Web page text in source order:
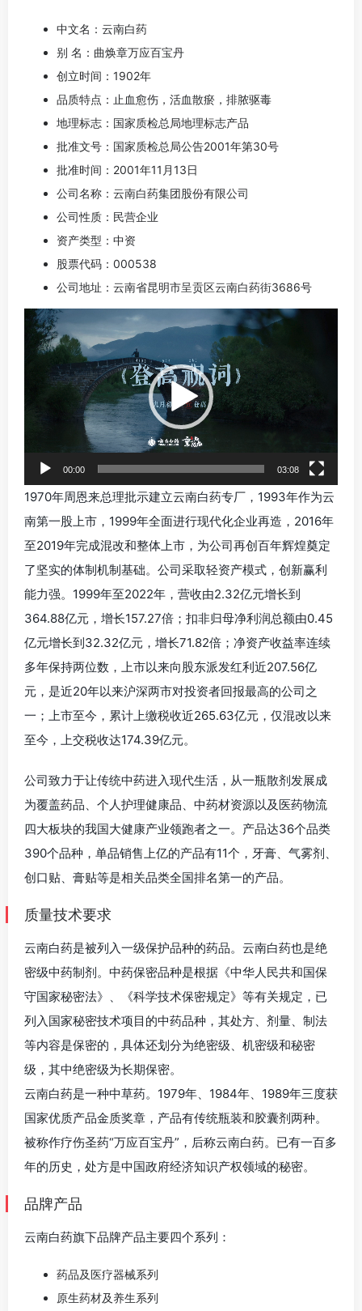
中文名：云南白药
别 名：曲焕章万应百宝丹
创立时间：1902年
品质特点：止血愈伤，活血散瘀，排脓驱毒
地理标志：国家质检总局地理标志产品
批准文号：国家质检总局公告2001年第30号
批准时间：2001年11月13日
公司名称：云南白药集团股份有限公司
公司性质：民营企业
资产类型：中资
股票代码：000538
公司地址：云南省昆明市呈贡区云南白药街3686号
视
频
00:00 03:08
1970年周恩来总理批示建立云南白药专厂，1993年作为云
南第一股上市，1999年全面进行现代化企业再造，2016年
至2019年完成混改和整体上市，为公司再创百年辉煌奠定
了坚实的体制机制基础。公司采取轻资产模式，创新赢利
能力强。1999年至2022年，营收由2.32亿元增长到
364.88亿元，增长157.27倍；扣非归母净利润总额由0.45
亿元增长到32.32亿元，增长71.82倍；净资产收益率连续
多年保持两位数，上市以来向股东派发红利近207.56亿
元，是近20年以来沪深两市对投资者回报最高的公司之
一；上市至今，累计上缴税收近265.63亿元，仅混改以来
至今，上交税收达174.39亿元。
公司致力于让传统中药进入现代生活，从一瓶散剂发展成
为覆盖药品、个人护理健康品、中药材资源以及医药物流
四大板块的我国大健康产业领跑者之一。产品达36个品类
390个品种，单品销售上亿的产品有11个，牙膏、气雾剂、
创口贴、膏贴等是相关品类全国排名第一的产品。
质量技术要求
云南白药是被列入一级保护品种的药品。云南白药也是绝
密级中药制剂。中药保密品种是根据《中华人民共和国保
守国家秘密法》、《科学技术保密规定》等有关规定，已
列入国家秘密技术项目的中药品种，其处方、剂量、制法
等内容是保密的，具体还划分为绝密级、机密级和秘密
级，其中绝密级为长期保密。
云南白药是一种中草药。1979年、1984年、1989年三度获
国家优质产品金质奖章，产品有传统瓶装和胶囊剂两种。
被称作疗伤圣药“万应百宝丹”，后称云南白药。已有一百多
年的历史，处方是中国政府经济知识产权领域的秘密。
品牌产品
云南白药旗下品牌产品主要四个系列：
药品及医疗器械系列
原生药材及养生系列